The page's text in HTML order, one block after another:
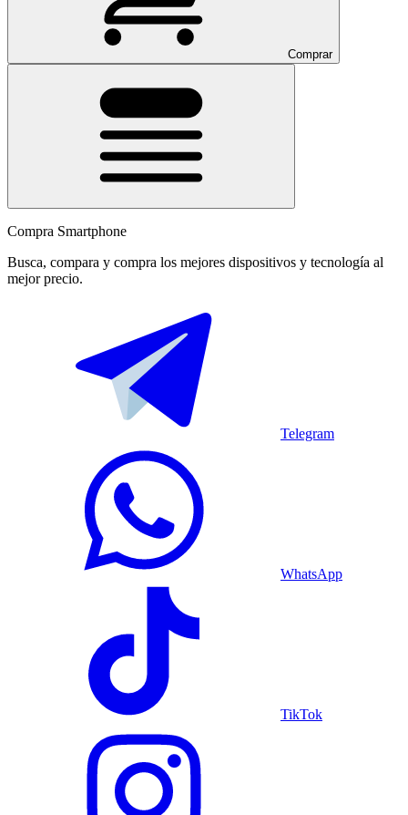
Comprar
Compra Smartphone
Busca, compara y compra los mejores dispositivos y tecnología al
mejor precio.
Telegram
WhatsApp
TikTok